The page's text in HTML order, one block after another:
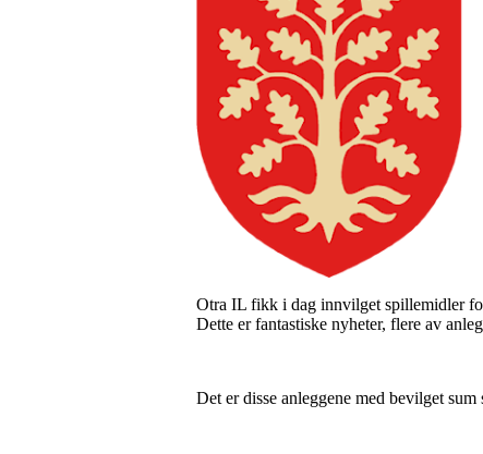
Otra IL fikk i dag innvilget spillemidler
Dette er fantastiske nyheter, flere av
Det er disse anleggene med bevilget